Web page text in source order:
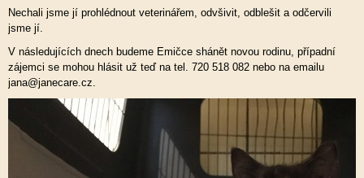
Nechali jsme jí prohlédnout veterinářem, odvšivit, odblešit a odčervili
jsme jí.
V následujících dnech budeme Emičce shánět novou rodinu, případní
zájemci se mohou hlásit už teď na tel. 720 518 082 nebo na emailu
jana@janecare.cz.